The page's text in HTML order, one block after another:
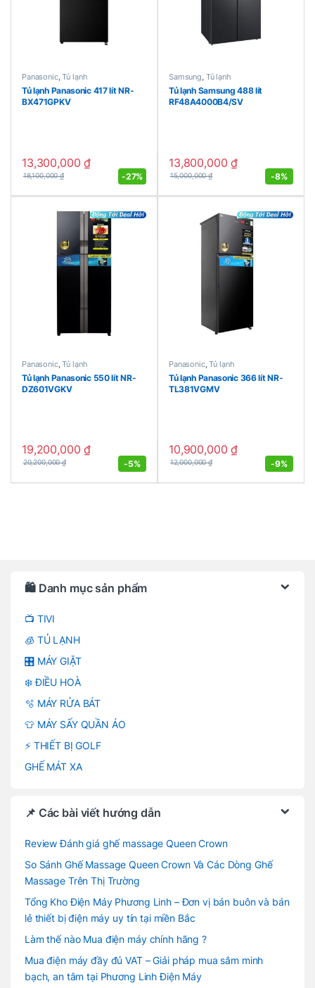
Panasonic,Tủ lạnh
Tủ lạnh Panasonic 417 lít NR-
BX471GPKV
13,300,000₫
18,100,000₫ -27%
Samsung, Tủ lạnh
Tủ lạnh Samsung 488 lít
RF48A4000B4/SV
13,800,000₫
15,000,000₫ -8%
Panasonic,Tủ lạnh
Tủ lạnh Panasonic 550 lít NR-
DZ601VGKV
19,200,000₫
20,200,000₫ -5%
Panasonic,Tủ lạnh
Tủ lạnh Panasonic 366 lít NR-
TL381VGMV
10,900,000₫
12,000,000₫ -9%
🛍️ Danh mục sản phẩm
📺 TIVI
🧊 TỦ LẠNH
🎛️ MÁY GIẶT
❄️ ĐIỀU HOÀ
🫧 MÁY RỬA BÁT
👕 MÁY SẤY QUẦN ÁO
⚡ THIẾT BỊ GOLF
GHẾ MÁT XA
📌 Các bài viết hướng dẫn
Review Đánh giá ghế massage Queen Crown
So Sánh Ghế Massage Queen Crown Và Các Dòng Ghế
Massage Trên Thị Trường
Tổng Kho Điện Máy Phương Linh – Đơn vị bán buôn và bán
lẻ thiết bị điện máy uy tín tại miền Bắc
Làm thế nào Mua điện máy chính hãng ?
Mua điện máy đầy đủ VAT – Giải pháp mua sắm minh
bạch, an tâm tại Phương Linh Điện Máy